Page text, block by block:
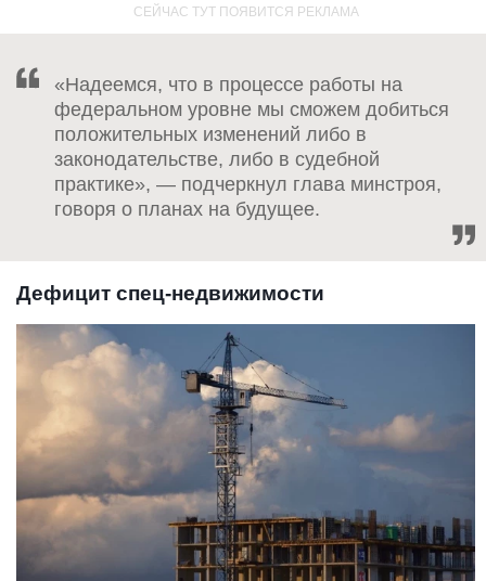
«Надеемся, что в процессе работы на
федеральном уровне мы сможем добиться
положительных изменений либо в
законодательстве, либо в судебной
практике», — подчеркнул глава минстроя,
говоря о планах на будущее.
Дефицит спец-недвижимости